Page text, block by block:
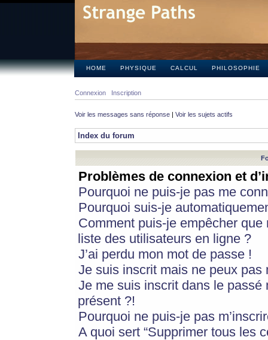
HOME PHYSIQUE CALCUL PHILOSOPHIE
Connexion Inscription
Voir les messages sans réponse | Voir les sujets actifs
Index du forum
Problèmes de connexion et
Pourquoi ne puis-je pas me
Pourquoi suis-je
Comment puis-je empêcher
liste des utilisateurs en ligne ?
J’ai perdu mon mot de passe !
Je suis inscrit mais ne peux pas
Je me suis inscrit dans le
présent ?!
Pourquoi ne puis-je pas
A quoi sert “Supprimer tous les